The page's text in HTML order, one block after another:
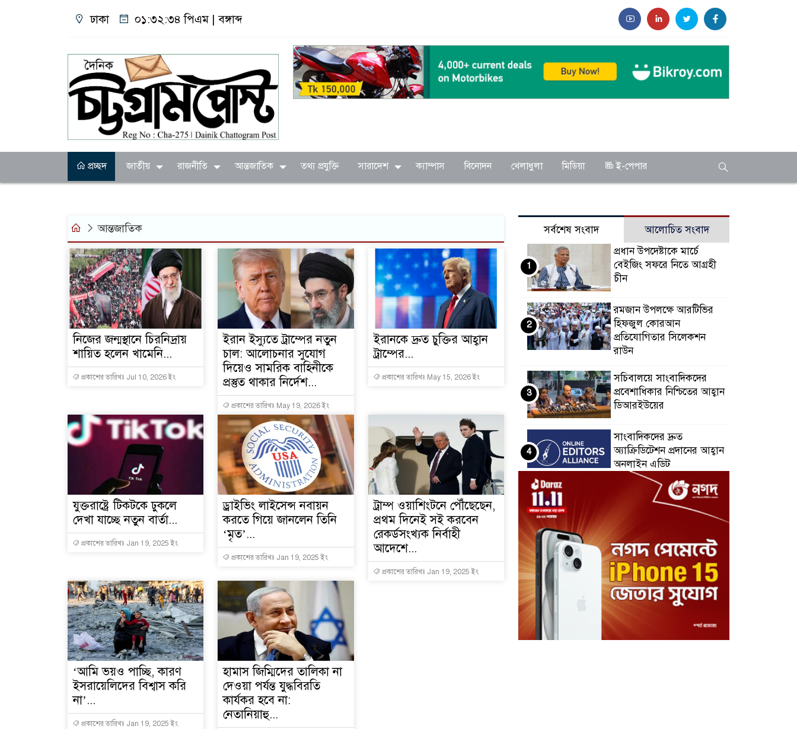
ঢাকা ০১:৩২:৩৫ পিএম |বঙ্গাব্দ
প্রচ্ছদ জাতীয় রাজনীতি আন্তজাতিক তথ্য প্রযুক্তি সারাদেশ ক্যাম্পাস বিনোদন খেলাধুলা মিডিয়া ই-পেপার
আন্তজাতিক
নিজের জন্মস্থানে চিরনিদ্রায়
শায়িত হলেন খামেনি...
প্রকাশের তারিখঃ Jul 10, 2026 ইং
ইরান ইস্যুতে ট্রাম্পের নতুন
চাল: আলোচনার সুযোগ
দিয়েও সামরিক বাহিনীকে
প্রস্তুত থাকার নির্দেশ...
প্রকাশের তারিখঃ May 19, 2026 ইং
ইরানকে দ্রুত চুক্তির আহ্বান
ট্রাম্পের...
প্রকাশের তারিখঃ May 15, 2026 ইং
যুক্তরাষ্ট্রে টিকটকে ঢুকলে
দেখা যাচ্ছে নতুন বার্তা...
প্রকাশের তারিখঃ Jan 19, 2025 ইং
ড্রাইভিং লাইসেন্স নবায়ন
করতে গিয়ে জানলেন তিনি
‘মৃত’...
প্রকাশের তারিখঃ Jan 19, 2025 ইং
ট্রাম্প ওয়াশিংটনে পৌঁছেছেন,
প্রথম দিনেই সই করবেন
রেকর্ডসংখ্যক নির্বাহী
আদেশে...
প্রকাশের তারিখঃ Jan 19, 2025 ইং
‘আমি ভয়ও পাচ্ছি, কারণ
ইসরায়েলিদের বিশ্বাস করি
না’...
প্রকাশের তারিখঃ Jan 19, 2025 ইং
হামাস জিম্মিদের তালিকা না
দেওয়া পর্যন্ত যুদ্ধবিরতি
কার্যকর হবে না:
নেতানিয়াহু...
সর্বশেষ সংবাদ
আলোচিত সংবাদ
প্রধান উপদেষ্টাকে মার্চে
বেইজিং সফরে নিতে আগ্রহী
চীন
1
রমজান উপলক্ষে আরটিভির
হিফজুল কোরআন
প্রতিযোগিতার সিলেকশন
রাউন
2
সচিবালয়ে সাংবাদিকদের
প্রবেশাধিকার নিশ্চিতের আহ্বান
ডিআরইউয়ের
3
সাংবাদিকদের দ্রুত
অ্যাক্রিডিটেশন প্রদানের আহ্বান
অনলাইন এডিট
4
অগ্নিকাণ্ডের ৫ দিন পর
সচিবালয়ে সাংবাদিকদের
প্রবেশ
5
অগ্নিকাণ্ডের ৫ দিন পর
সচিবালয়ে সাংবাদিকদের
প্রবেশ
6
‘বিটিভি নিউজ’র যাত্রা শুরু